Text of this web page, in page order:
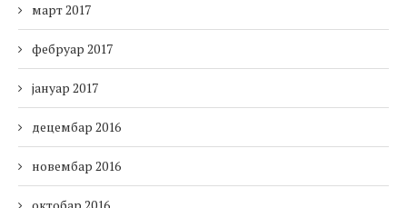
март 2017
фебруар 2017
јануар 2017
децембар 2016
новембар 2016